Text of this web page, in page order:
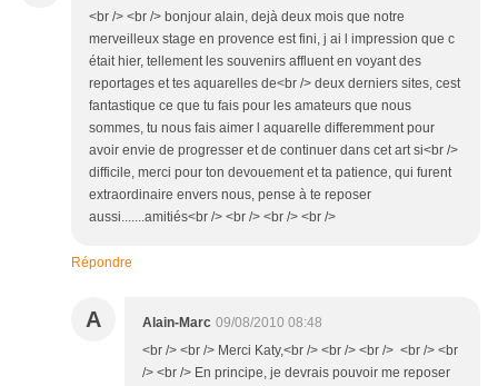
<br /> <br /> bonjour alain, dejà deux mois que notre
merveilleux stage en provence est fini, j ai l impression que c
était hier, tellement les souvenirs affluent en voyant des
reportages et tes aquarelles de<br /> deux derniers sites, cest
fantastique ce que tu fais pour les amateurs que nous
sommes, tu nous fais aimer l aquarelle differemment pour
avoir envie de progresser et de continuer dans cet art si<br />
difficile, merci pour ton devouement et ta patience, qui furent
extraordinaire envers nous, pense à te reposer
aussi.......amitiés<br /> <br /> <br /> <br />
Répondre
A Alain-Marc 09/08/2010 08:48
<br /> <br /> Merci Katy,<br /> <br /> <br /> <br /> <br
/> <br /> En principe, je devrais pouvoir me reposer